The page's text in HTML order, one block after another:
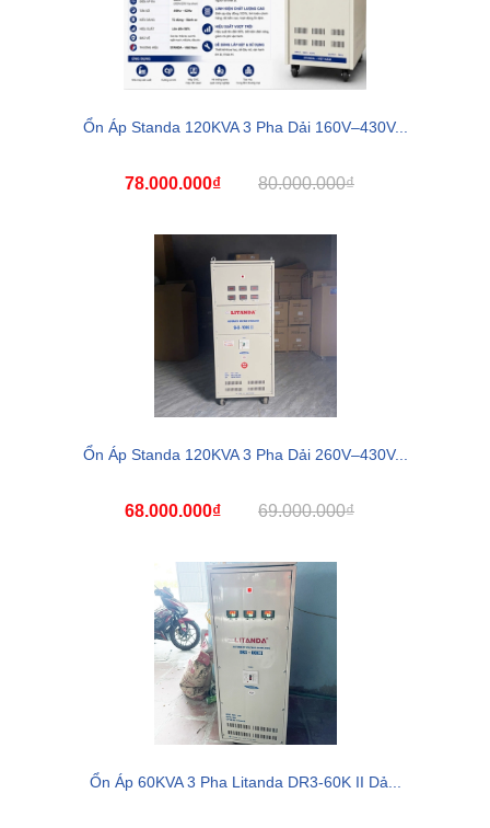
Ổn Áp Standa 120KVA 3 Pha Dải 160V–430V...
78.000.000₫ 80.000.000₫
Ổn Áp Standa 120KVA 3 Pha Dải 260V–430V...
68.000.000₫ 69.000.000₫
Ổn Áp 60KVA 3 Pha Litanda DR3-60K II Dả...